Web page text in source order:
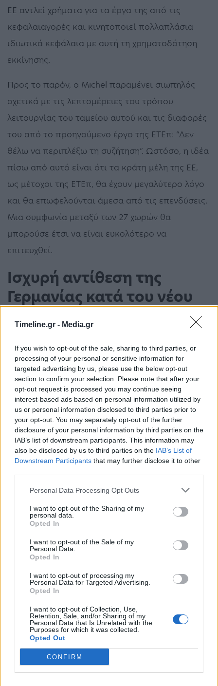
Timeline.gr - Media.gr
If you wish to opt-out of the sale, sharing to third parties, or
processing of your personal or sensitive information for
targeted advertising by us, please use the below opt-out
section to confirm your selection. Please note that after your
opt-out request is processed you may continue seeing
interest-based ads based on personal information utilized by
us or personal information disclosed to third parties prior to
your opt-out. You may separately opt-out of the further
disclosure of your personal information by third parties on the
IAB’s list of downstream participants. This information may
also be disclosed by us to third parties on the IAB’s List of
Downstream Participants that may further disclose it to other
Personal Data Processing Opt Outs
I want to opt-out of the Sharing of my
personal data.
Opted In
I want to opt-out of the Sale of my
Personal Data.
Opted In
I want to opt-out of processing my
Personal Data for Targeted Advertising.
Opted In
I want to opt-out of Collection, Use,
Retention, Sale, and/or Sharing of my
Personal Data that Is Unrelated with the
Purposes for which it was collected.
Opted Out
CONFIRM
ΕΕ αντλεί χρήματα για τα έργα της από τις
κεφαλαιαγορές και κινητοποιεί πολλαπλάσια
ιδιωτικά κεφάλαια με αυτή τη χρηματοδότηση
εκκίνησης.
Προς το παρόν, ο Michel παραμένει σιωπηλός
σχετικά με τις λεπτομέρειες του τρόπου
λειτουργίας του ταμείου αυτού και τις διαφορές
του από το προηγούμενο έργο της ΕΤΕπ: “Δεν
θέλω να περιπλέξω τη συζήτηση”. Ωστόσο, η ιδέα
πίσω από αυτό είναι ότι τα κράτη μέλη της ΕΕ,
ως μέτοχοι της ΕΤΕπ, θα έχουν μεγαλύτερο λόγο
και θα επωφελούνται άμεσα από τις επενδύσεις.
Μια συμφωνία μεταξύ των 27 χωρών θα
μπορούσε έτσι να είναι ευκολότερο να
επιτευχθεί.
Ισχυρή αντίθεση της
Γερμανίας κατά του νέου
ταμείο χρέους της ΕΕ συνάντησε σφοδρή
αντίδραση σε αρκετά κράτη μέλη, κυρίως στη
Γερμανία. Ο Γερμανός υπουργός Οικονομικών
Κρίστιαν Λίντνερ (FDP) απορρίπτει αυστηρά το
νέο κοινοτικό χρέος.
Ο Μισέλ παρουσίασε τώρα την πρότασή του για
την ΕΤΕπ ως μια “ρεαλιστική” εναλλακτική λύση.
Κανένα κράτος δεν πρέπει να υποχρεωθεί να
συμμετάσχει. Ήταν πιθανό ότι μεμονωμένα
πρόθυμα κράτη θα προχωρούσαν μαζί με την
Λαμβάνοντας υπόψη τις επιφυλάξεις σε
ορισμένες πρωτεύουσες, ο Μισέλ δεν βλέπει το
ταμείο κυριαρχίας ως βραχυπρόθεσμη λύση. Η
να λάβουμε μια απόφαση επί της αρχής το
συντομότερο δυνατό”. Επειδή η ΕΕ χρειάζεται ένα
στρατηγικό μέσο για τον πράσινο
μετασχηματισμό της οικονομίας.